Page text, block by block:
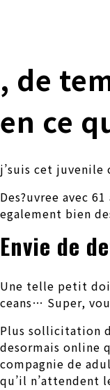
, de
en ce
j’suis cet juvenile
Des?uvree avec
egalement bien
Envie de
Une telle petit
ceans… Super,
Plus sollicitation
desormais online
compagnie de
qu’il n’attendent